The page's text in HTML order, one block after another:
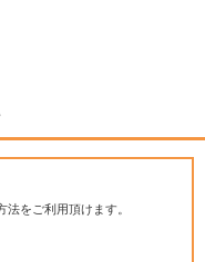
法をご利用頂けます。